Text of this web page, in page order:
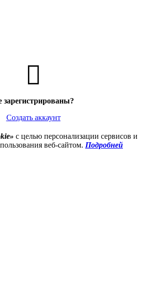
зарегистрированы?
Создать аккаунт
с целью персонализации сервисов и
веб-сайтом. Подробней